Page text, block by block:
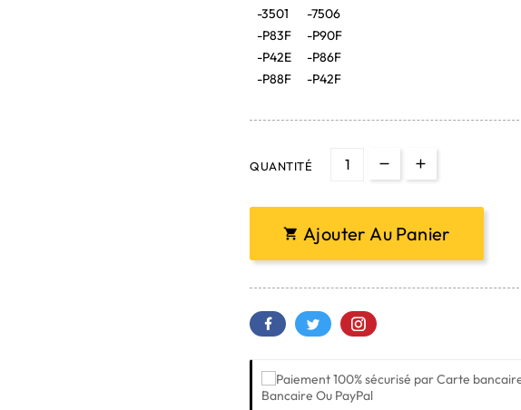
-3501
-P83F
-P42E
-P88F
-7506
-P90F
-P86F
-P42F
QUANTITÉ
 Ajouter Au Panier
Bancaire Ou PayPal